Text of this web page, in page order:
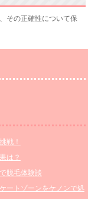
その正確性について保
戦！
は？
脱毛体験談
ートゾーンをケノンで処